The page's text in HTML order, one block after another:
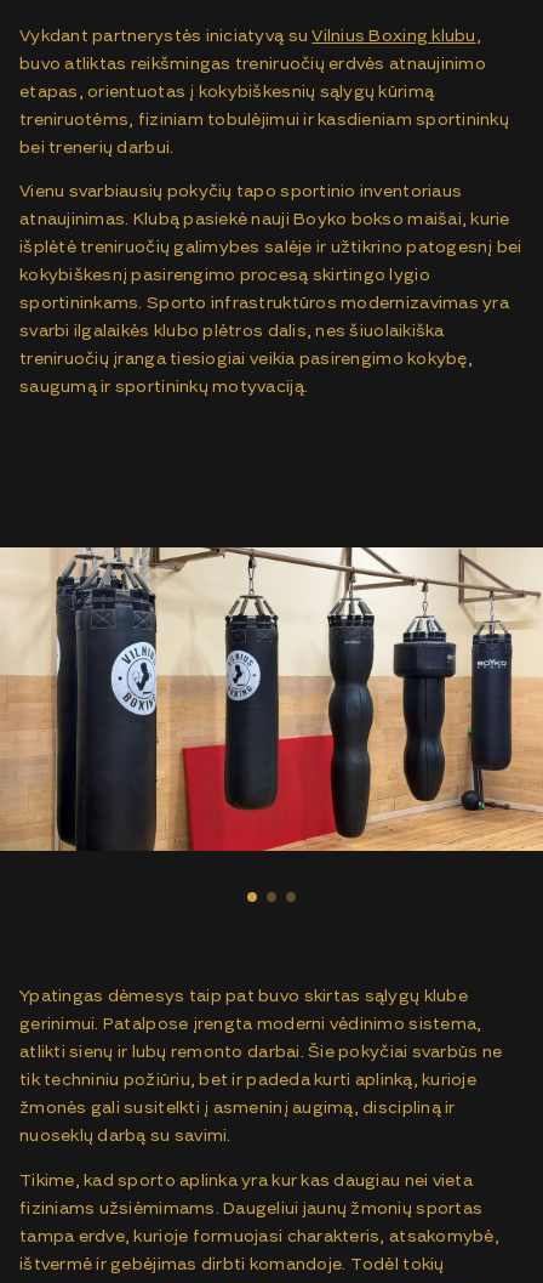
Vykdant partnerystės iniciatyvą suVilnius Boxing klubu ,
buvo atliktas reikšmingas treniruočių erdvės atnaujinimo
etapas, orientuotas į kokybiškesnių sąlygų kūrimą
treniruotėms, fiziniam tobulėjimui ir kasdieniam sportininkų
bei trenerių darbui.
Vienu svarbiausių pokyčių tapo sportinio inventoriaus
atnaujinimas. Klubą pasiekė nauji Boyko bokso maišai, kurie
išplėtė treniruočių galimybes salėje ir užtikrino patogesnį bei
kokybiškesnį pasirengimo procesą skirtingo lygio
sportininkams. Sporto infrastruktūros modernizavimas yra
svarbi ilgalaikės klubo plėtros dalis, nes šiuolaikiška
treniruočių įranga tiesiogiai veikia pasirengimo kokybę,
saugumą ir sportininkų motyvaciją.
Ypatingas dėmesys taip pat buvo skirtas sąlygų klube
gerinimui. Patalpose įrengta moderni vėdinimo sistema,
atlikti sienų ir lubų remonto darbai. Šie pokyčiai svarbūs ne
tik techniniu požiūriu, bet ir padeda kurti aplinką, kurioje
žmonės gali susitelkti į asmeninį augimą, discipliną ir
nuoseklų darbą su savimi.
Tikime, kad sporto aplinka yra kur kas daugiau nei vieta
fiziniams užsiėmimams. Daugeliui jaunų žmonių sportas
tampa erdve, kurioje formuojasi charakteris, atsakomybė,
ištvermė ir gebėjimas dirbti komandoje. Todėl tokių